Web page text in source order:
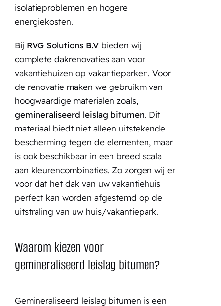
isolatieproblemen en hogere
energiekosten.
Bij RVG Solutions B.Vbieden wij
complete dakrenovaties aan voor
vakantiehuizen op vakantieparken. Voor
de renovatie maken we gebruikm van
hoogwaardige materialen zoals,
gemineraliseerd leislag bitumen. Dit
materiaal biedt niet alleen uitstekende
bescherming tegen de elementen, maar
is ook beschikbaar in een breed scala
aan kleurencombinaties. Zo zorgen wij er
voor dat het dak van uw vakantiehuis
perfect kan worden afgestemd op de
uitstraling van uw huis/vakantiepark.
Waarom kiezen voor
gemineraliseerd leislag bitumen?
Gemineraliseerd leislag bitumen is een